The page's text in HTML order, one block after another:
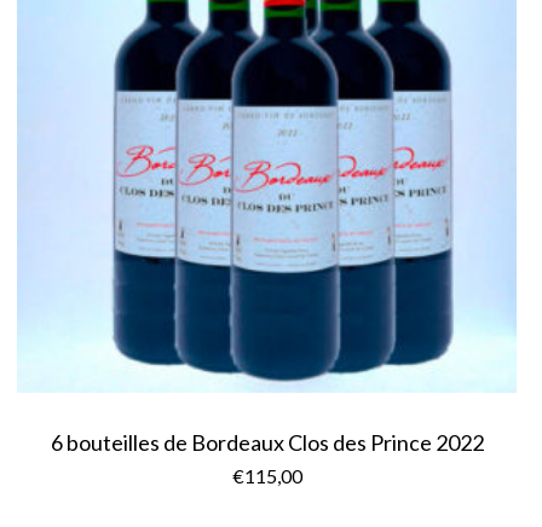
6 bouteilles de Bordeaux Clos des Prince 2022
€115,00